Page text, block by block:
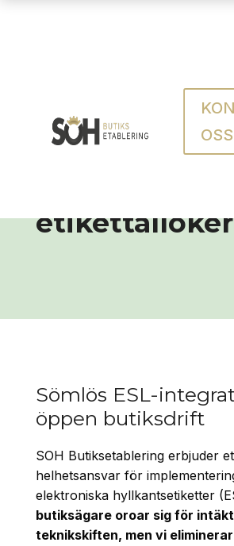
OSS
Framtidens
prishantering
Sömlös ESL-
öppen butiksdrift
SOH Butiksetablering erbjuder
helhetsansvar för
elektroniska hyllkantsetiketter
butiksägare oroar sig för
teknikskiften, men vi